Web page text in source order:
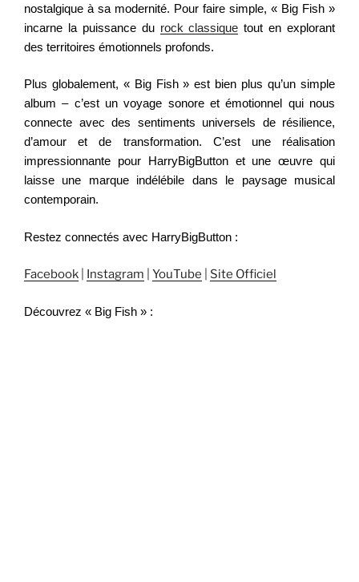
nostalgique à sa modernité. Pour faire simple, « Big Fish »
incarne la puissance du rock classique tout en explorant
des territoires émotionnels profonds.
Plus globalement, « Big Fish » est bien plus qu’un simple
album – c’est un voyage sonore et émotionnel qui nous
connecte avec des sentiments universels de résilience,
d’amour et de transformation. C’est une réalisation
impressionnante pour HarryBigButton et une œuvre qui
laisse une marque indélébile dans le paysage musical
contemporain.
Restez connectés avec HarryBigButton :
Facebook Instagram YouTube Site Officiel
Découvrez « Big Fish » :